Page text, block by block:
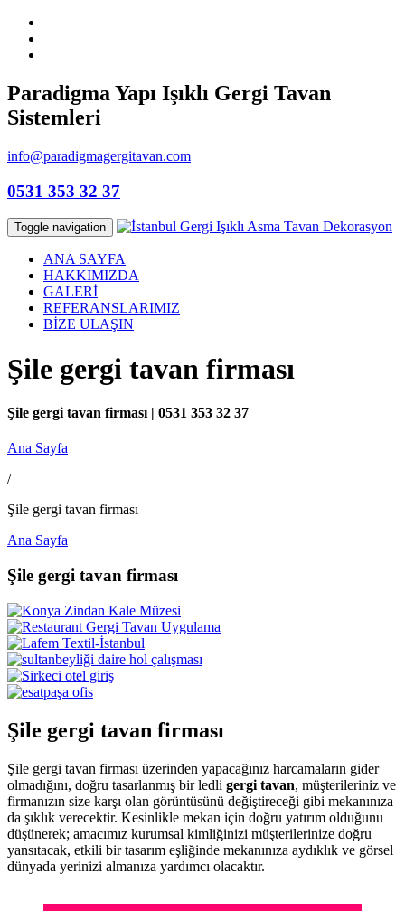
Paradigma Yapı Işıklı Gergi Tavan
Sistemleri
info@paradigmagergitavan.com
0531 353 32 37
Toggle navigation
ANA SAYFA
HAKKIMIZDA
GALERİ
REFERANSLARIMIZ
BİZE ULAŞIN
Şile gergi tavan firması
Şile gergi tavan firması | 0531 353 32 37
Ana Sayfa
/
Şile gergi tavan firması
Ana Sayfa
Şile gergi tavan firması
Şile gergi tavan firması
Şile gergi tavan firması üzerinden yapacağınız harcamaların gider
olmadığını, doğru tasarlanmış bir ledli gergi tavan, müşterileriniz ve
firmanızın size karşı olan görüntüsünü değiştireceği gibi mekanınıza
da şıklık verecektir. Kesinlikle mekan için doğru yatırım olduğunu
düşünerek; amacımız kurumsal kimliğinizi müşterilerinize doğru
yansıtacak, etkili bir tasarım eşliğinde mekanınıza aydıklık ve görsel
dünyada yerinizi almanıza yardımcı olacaktır.